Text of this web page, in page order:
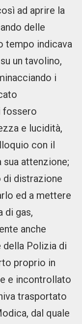
ad aprire la
delle
tempo indicava
un tavolino,
i
fossero
e lucidità,
con il
attenzione;
di distrazione
ed a mettere
di gas,
anche
della Polizia di
proprio in
e incontrollato
trasportato
dal quale